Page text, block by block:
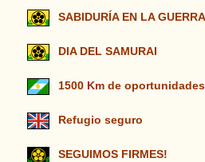
SABIDURÍA EN LA GUERRA
DIA DEL SAMURAI
1500 Km de
Refugio seguro
SEGUIMOS FIRMES!